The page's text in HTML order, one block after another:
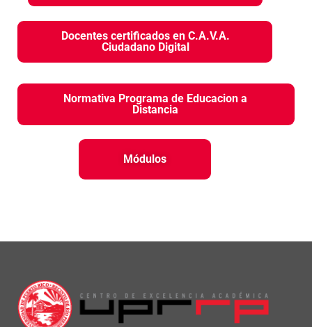
Docentes certificados en C.A.V.A.
Ciudadano Digital
Normativa Programa de Educacion a
Distancia
Módulos